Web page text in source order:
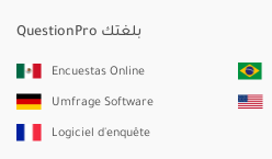
QuestionPro بلغتك
Encuestas Online
Umfrage Software
Logiciel d'enquête